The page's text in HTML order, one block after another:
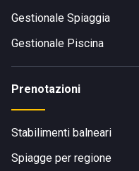
Gestionale Spiaggia
Gestionale Piscina
Prenotazioni
Stabilimenti balneari
Spiagge per regione